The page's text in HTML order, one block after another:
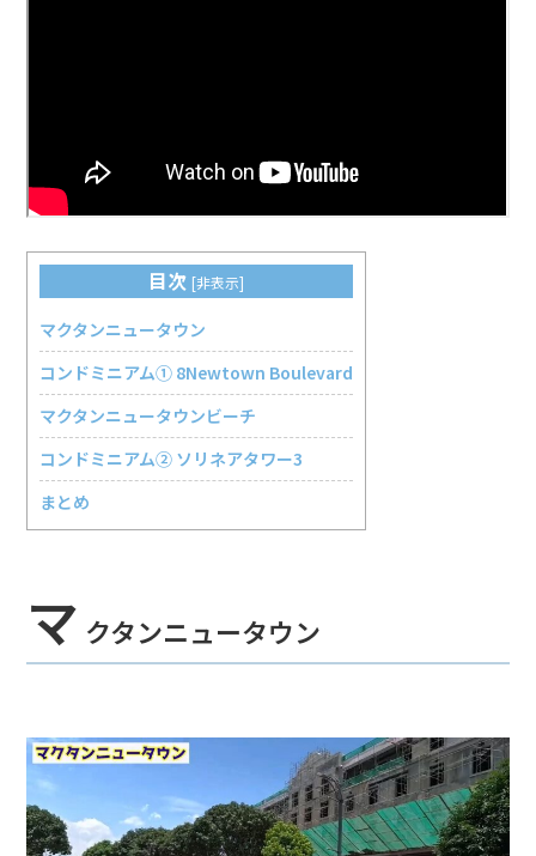
目次 [非表示]
マクタンニュータウン
コンドミニアム① 8Newtown Boulevard
マクタンニュータウンビーチ
コンドミニアム② ソリネアタワー3
まとめ
マ クタンニュータウン